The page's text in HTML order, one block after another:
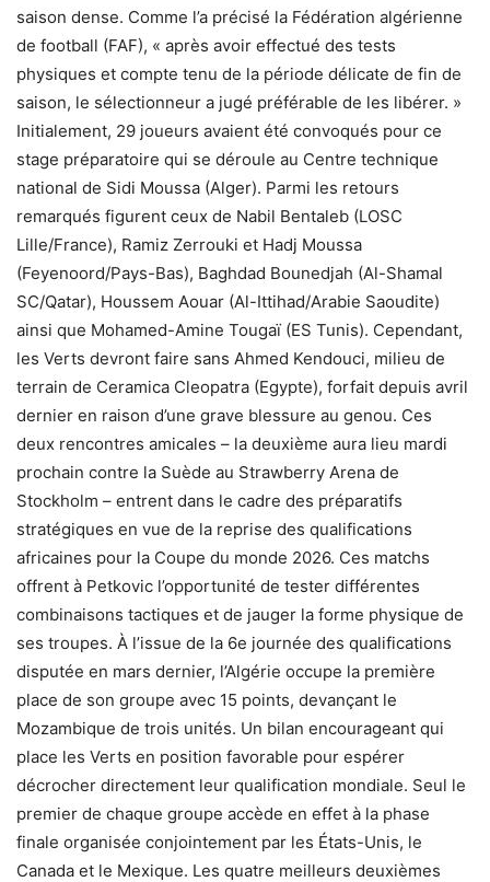
saison dense. Comme l’a précisé la Fédération algérienne
de football (FAF), « après avoir effectué des tests
physiques et compte tenu de la période délicate de fin de
saison, le sélectionneur a jugé préférable de les libérer. »
Initialement, 29 joueurs avaient été convoqués pour ce
stage préparatoire qui se déroule au Centre technique
national de Sidi Moussa (Alger). Parmi les retours
remarqués figurent ceux de Nabil Bentaleb (LOSC
Lille/France), Ramiz Zerrouki et Hadj Moussa
(Feyenoord/Pays-Bas), Baghdad Bounedjah (Al-Shamal
SC/Qatar), Houssem Aouar (Al-Ittihad/Arabie Saoudite)
ainsi que Mohamed-Amine Tougaï (ES Tunis). Cependant,
les Verts devront faire sans Ahmed Kendouci, milieu de
terrain de Ceramica Cleopatra (Egypte), forfait depuis avril
dernier en raison d’une grave blessure au genou. Ces
deux rencontres amicales – la deuxième aura lieu mardi
prochain contre la Suède au Strawberry Arena de
Stockholm – entrent dans le cadre des préparatifs
stratégiques en vue de la reprise des qualifications
africaines pour la Coupe du monde 2026. Ces matchs
offrent à Petkovic l’opportunité de tester différentes
combinaisons tactiques et de jauger la forme physique de
ses troupes. À l’issue de la 6e journée des qualifications
disputée en mars dernier, l’Algérie occupe la première
place de son groupe avec 15 points, devançant le
Mozambique de trois unités. Un bilan encourageant qui
place les Verts en position favorable pour espérer
décrocher directement leur qualification mondiale. Seul le
premier de chaque groupe accède en effet à la phase
finale organisée conjointement par les États-Unis, le
Canada et le Mexique. Les quatre meilleurs deuxièmes